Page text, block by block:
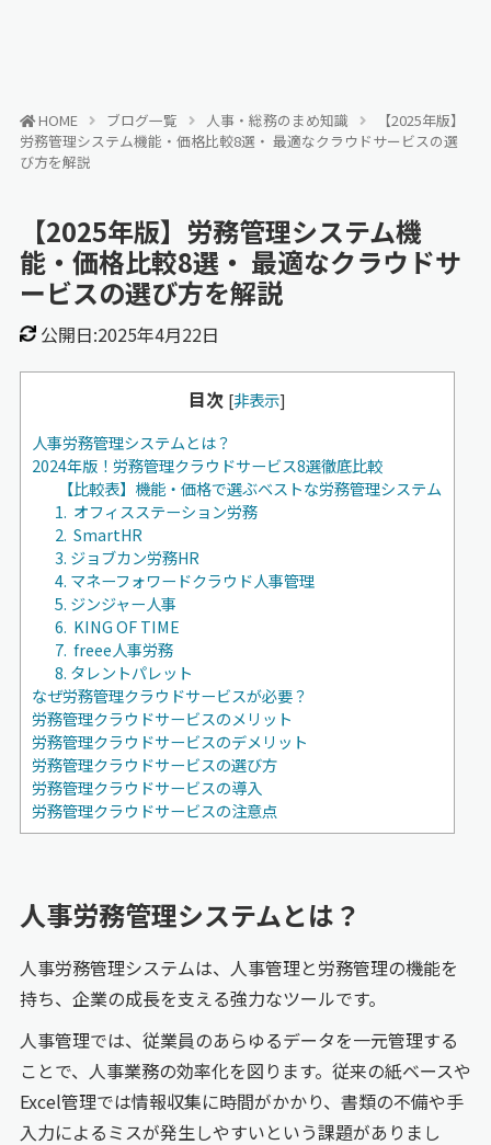
HOME ブログ一覧 人事・総務のまめ知識
【2025年版】
労務管理システム機能・価格比較8選・ 最適なクラウドサービスの選
び方を解説
【2025年版】労務管理システム機
能・価格比較8選・ 最適なクラウドサ
ービスの選び方を解説
公開日:2025年4月22日
目次 [非表示]
人事労務管理システムとは？
2024年版！労務管理クラウドサービス8選徹底比較
【比較表】機能・価格で選ぶベストな労務管理システム
1. オフィスステーション労務
2. SmartHR
3. ジョブカン労務HR
4. マネーフォワードクラウド人事管理
5. ジンジャー人事
6. KING OF TIME
7. freee人事労務
8. タレントパレット
なぜ労務管理クラウドサービスが必要？
労務管理クラウドサービスのメリット
労務管理クラウドサービスのデメリット
労務管理クラウドサービスの選び方
労務管理クラウドサービスの導入
労務管理クラウドサービスの注意点
人事労務管理システムとは？
人事労務管理システムは、人事管理と労務管理の機能を
持ち、企業の成長を支える強力なツールです。
人事管理では、従業員のあらゆるデータを一元管理する
ことで、人事業務の効率化を図ります。従来の紙ベースや
Excel管理では情報収集に時間がかかり、書類の不備や手
入力によるミスが発生しやすいという課題がありまし